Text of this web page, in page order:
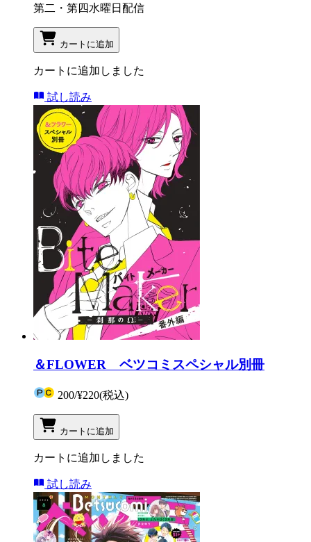
第二・第四水曜日配信
カートに追加
カートに追加しました
試し読み
＆FLOWER ベツコミスペシャル別冊
200/¥220(税込)
カートに追加
カートに追加しました
試し読み